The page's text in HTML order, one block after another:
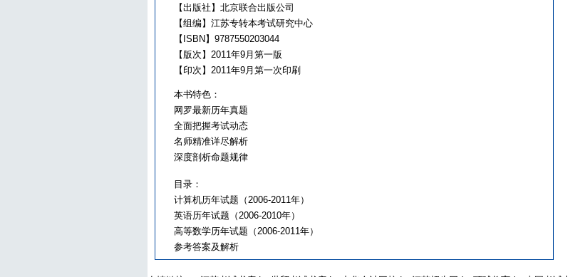
【出版社】北京联合出版公司
【组编】江苏专转本考试研究中心
【ISBN】9787550203044
【版次】2011年9月第一版
【印次】2011年9月第一次印刷
本书特色：
网罗最新历年真题
全面把握考试动态
名师精准详尽解析
深度剖析命题规律
目录：
计算机历年试题（2006-2011年）
英语历年试题（2006-2010年）
高等数学历年试题（2006-2011年）
参考答案及解析